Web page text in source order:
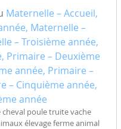
Maternelle – Accueil,
Maternelle –
– Troisième année,
Primaire – Deuxième
année, Primaire –
– Cinquième année,
année
cheval poule truite vache
élevage ferme animal